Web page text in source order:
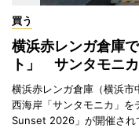
買う
横浜赤レンガ倉庫
ト」 サンタモニ
横浜赤レンガ倉庫（横浜市
西海岸「サンタモニカ」
Sunset 2026」が開催され